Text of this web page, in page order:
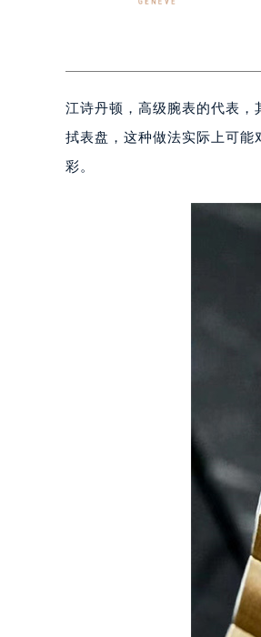
江诗丹顿，高级腕表的代表
拭表盘，这种做法实际上可
彩。